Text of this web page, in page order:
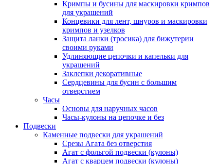
Кримпы и бусины для маскировки кримпов
для украшений
Концевики для лент, шнуров и маскировки
кримпов и узелков
Защита ланки (тросика) для бижутерии
своими руками
Удлиняющие цепочки и капельки для
украшений
Заклепки декоративные
Сердцевины для бусин с большим
отверстием
Часы
Основы для наручных часов
Часы-кулоны на цепочке и без
Подвески
Каменные подвески для украшений
Срезы Агата без отверстия
Агат с фольгой подвески (кулоны)
Агат с кварцем подвески (кулоны)